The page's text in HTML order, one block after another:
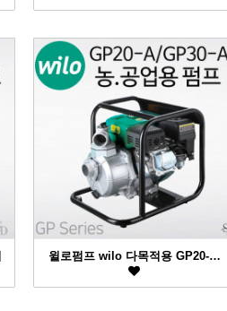
윌로펌프 wilo 다목적용 GP20-…